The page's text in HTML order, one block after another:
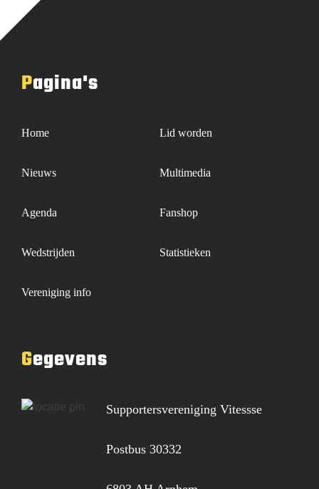
Pagina's
Home
Nieuws
Agenda
Wedstrijden
Vereniging info
Lid worden
Multimedia
Fanshop
Statistieken
Gegevens
Supportersvereniging Vitessse
Postbus 30332